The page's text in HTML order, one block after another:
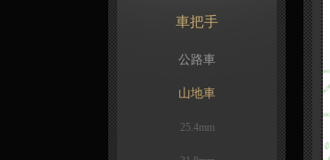
車把手
公路車
山地車
25.4mm